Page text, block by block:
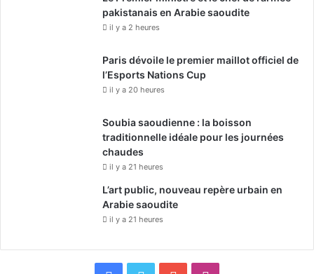
pakistanais en Arabie saoudite
il y a 2 heures
Paris dévoile le premier maillot officiel de
l’Esports Nations Cup
il y a 20 heures
Soubia saoudienne : la boisson
traditionnelle idéale pour les journées
chaudes
il y a 21 heures
L’art public, nouveau repère urbain en
Arabie saoudite
il y a 21 heures